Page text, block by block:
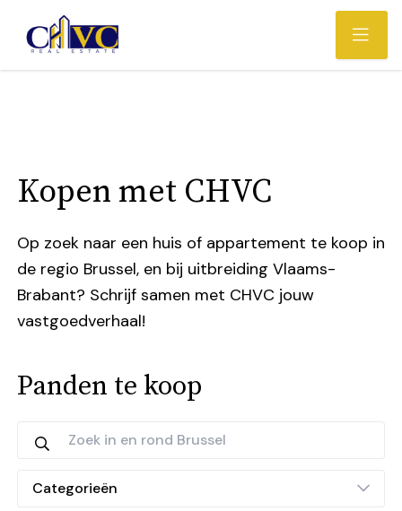
Kopen met CHVC
Op zoek naar een huis of appartement te koop in
de regio Brussel, en bij uitbreiding Vlaams-
Brabant? Schrijf samen met CHVC jouw
vastgoedverhaal!
Panden te koop
Categorieën